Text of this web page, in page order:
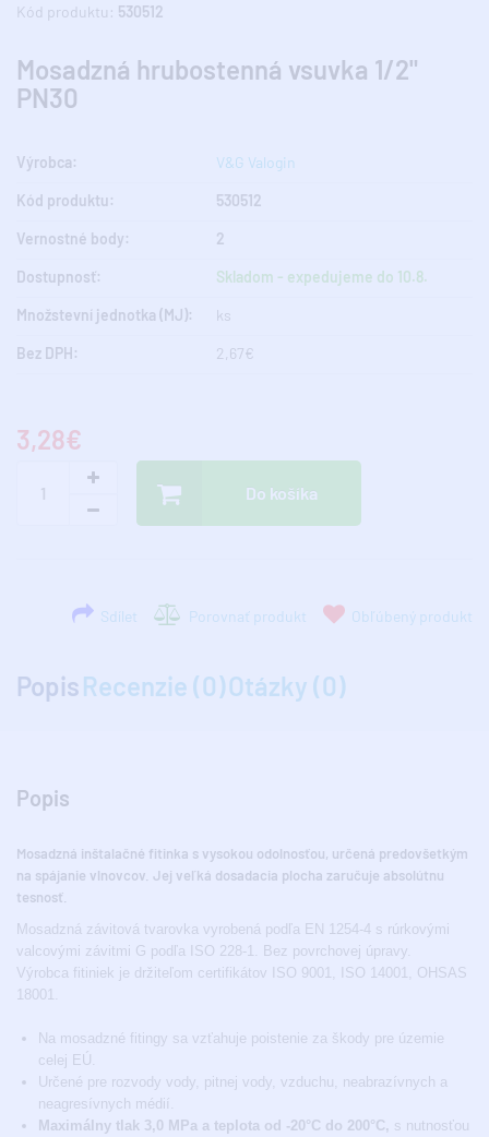
Kód produktu: 530512
Mosadzná hrubostenná vsuvka 1/2"
PN30
Výrobca: V&G Valogin
Kód produktu: 530512
Vernostné body: 2
Dostupnosť: Skladom - expedujeme do 10.8.
Množstevní jednotka (MJ): ks
Bez DPH: 2,67€
3,28€
Do košíka
Sdílet Porovnať produkt Obľúbený produkt
PopisRecenzie (0)Otázky (0)
Popis
Mosadzná inštalačné fitinka s vysokou odolnosťou, určená predovšetkým
na spájanie vlnovcov. Jej veľká dosadacia plocha zaručuje absolútnu
tesnosť.
Mosadzná závitová tvarovka vyrobená podľa EN 1254-4 s rúrkovými
valcovými závitmi G podľa ISO 228-1. Bez povrchovej úpravy.
Výrobca fitiniek je držiteľom certifikátov ISO 9001, ISO 14001, OHSAS
18001.
Na mosadzné fitingy sa vzťahuje poistenie za škody pre územie
celej EÚ.
Určené pre rozvody vody, pitnej vody, vzduchu, neabrazívnych a
neagresívnych médií.
Maximálny tlak 3,0 MPa a teplota od -20°C do 200°C, s nutnosťou